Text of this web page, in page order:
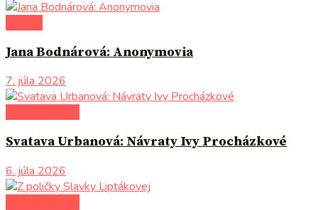
Jana Bodnárová: Anonymovia
7. júla 2026
Svatava Urbanová: Návraty Ivy Procházkové
6. júla 2026